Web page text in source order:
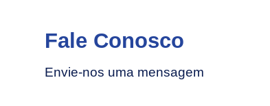
Fale Conosco
Envie-nos uma mensagem